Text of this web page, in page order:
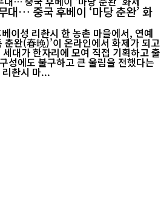
대… 중국 후베이 ‘마당 춘완’ 화
이성 리촨시 한 농촌 마을에서, 연예
춘완(春晚)’이 온라인에서 화제가 되고
대가 한자리에 모여 직접 기획하고 출
성에도 불구하고 큰 울림을 전했다는
리촨시 마...